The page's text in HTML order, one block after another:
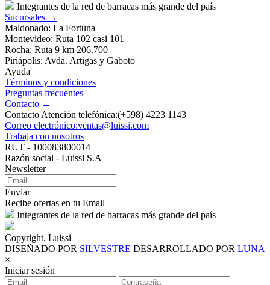
Integrantes de la red de barracas más grande del país
Sucursales →
Maldonado: La Fortuna
Montevideo: Ruta 102 casi 101
Rocha: Ruta 9 km 206.700
Piriápolis: Avda. Artigas y Gaboto
Ayuda
Términos y condiciones
Preguntas frecuentes
Contacto →
Contacto Atención telefónica:(+598) 4223 1143
Correo electrónico:ventas@luissi.com
Trabaja con nosotros
RUT - 100083800014
Razón social - Luissi S.A
Newsletter
Enviar
Recibe ofertas en tu Email
Integrantes de la red de barracas más grande del país
Copyright, Luissi
DISEÑADO POR SILVESTRE DESARROLLADO POR LUNA
×
Iniciar sesión